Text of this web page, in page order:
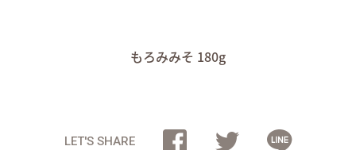
もろみみそ 180g
LET'S SHARE